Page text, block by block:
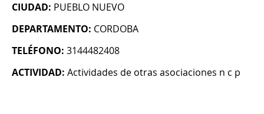
CIUDAD: PUEBLO NUEVO
DEPARTAMENTO: CORDOBA
TELÉFONO: 3144482408
ACTIVIDAD: Actividades de otras asociaciones n c p